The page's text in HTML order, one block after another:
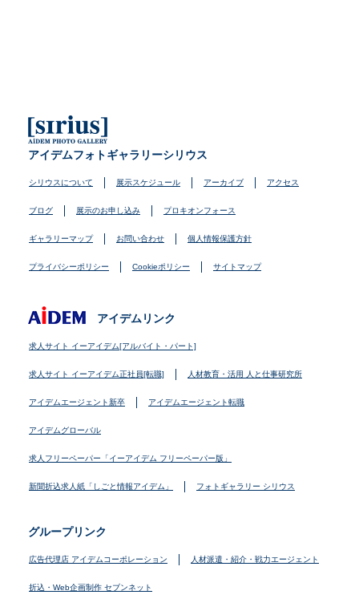
アイデムフォトギャラリーシリウス
シリウスについて 展示スケジュール アーカイブ アクセス
ブログ 展示のお申し込み プロキオンフォース
ギャラリーマップ お問い合わせ 個人情報保護方針
プライバシーポリシー Cookieポリシー サイトマップ
アイデムリンク
求人サイト イーアイデム[アルバイト・パート]
求人サイト イーアイデム正社員[転職] 人材教育・活用 人と仕事研究所
アイデムエージェント新卒 アイデムエージェント転職
アイデムグローバル
求人フリーペーパー「イーアイデム フリーペーパー版」
新聞折込求人紙「しごと情報アイデム」 フォトギャラリー シリウス
グループリンク
広告代理店 アイデムコーポレーション 人材派遣・紹介・戦力エージェント
折込・Web企画制作 セブンネット